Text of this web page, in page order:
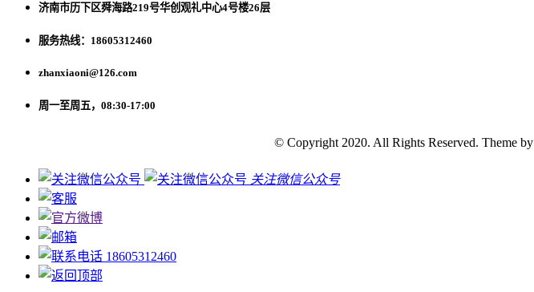
济南市历下区舜海路219号华创观礼中心4号楼26层
服务热线：18605312460
zhanxiaoni@126.com
周一至周五，08:30-17:00
© Copyright 2020. All Rights Reserved. Theme by
关注微信公众号
18605312460